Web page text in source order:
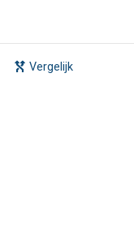
Vergelijk